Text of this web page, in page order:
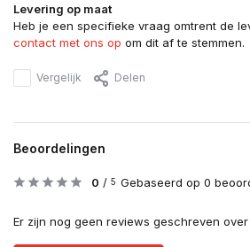
Levering op maat
Heb je een specifieke vraag omtrent de
contact met ons op om dit af te stemmen.
Vergelijk Delen
Beoordelingen
0 / 5 Gebaseerd op 0
Er zijn nog geen reviews geschreven